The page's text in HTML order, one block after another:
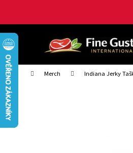
obsah
Domů Merch Indiana Jerky
š
í
k
Zpět
obchodu
Zpět
obchodu